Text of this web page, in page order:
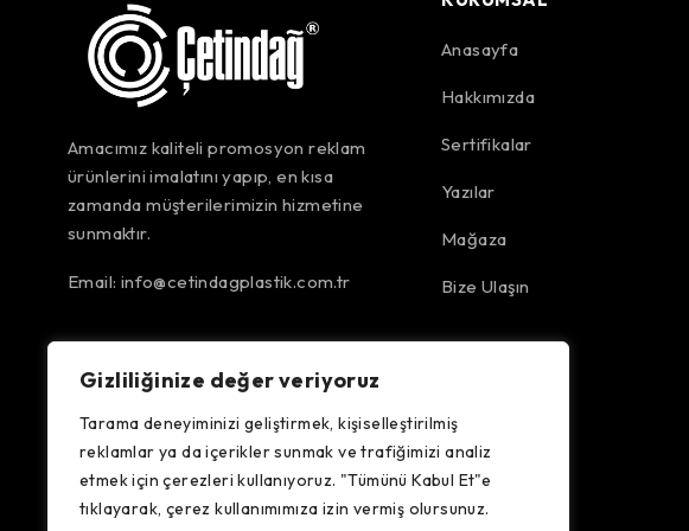
Gizliliğinize değer veriyoruz
Tarama deneyiminizi geliştirmek, kişiselleştirilmiş
reklamlar ya da içerikler sunmak ve trafiğimizi analiz
etmek için çerezleri kullanıyoruz. "Tümünü Kabul Et"e
tıklayarak, çerez kullanımımıza izin vermiş olursunuz.
Amacımız kaliteli promosyon reklam
ürünlerini imalatını yapıp, en kısa
zamanda müşterilerimizin hizmetine
sunmaktır.
Email: info@cetindagplastik.com.tr
Anasayfa
Hakkımızda
Sertifikalar
Yazılar
Mağaza
Bize Ulaşın